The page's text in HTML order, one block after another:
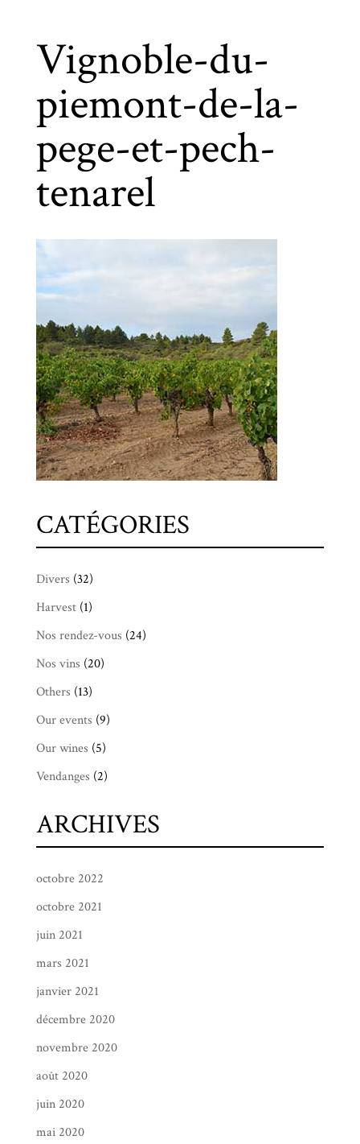
Vignoble-du-
piemont-de-la-
pege-et-pech-
tenarel
CATÉGORIES
Divers (32)
Harvest(1)
Nos rendez-vous (24)
Nos vins (20)
Others (13)
Our events (9)
Our wines (5)
Vendanges (2)
ARCHIVES
octobre 2022
octobre 2021
juin 2021
mars 2021
janvier 2021
décembre 2020
novembre 2020
août 2020
juin 2020
mai 2020